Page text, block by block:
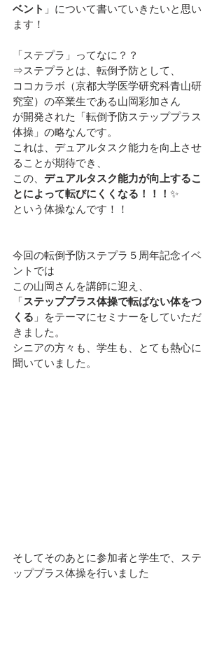
ベント 」について書いていきたいと思い
ます！
「ステプラ」ってなに？？
⇒ステプラとは、転倒予防として、
ココカラボ（京都大学医学研究科青山研
究室）の卒業生である山岡彩加さん
が開発された「転倒予防ステッププラス
体操」の略なんです。
これは、デュアルタスク能力を向上させ
ることが期待でき、
この、 デュアルタスク能力が向上するこ
とによって転びにくくなる！！！ ✨
という体操なんです！！
今回の転倒予防ステプラ５周年記念イベ
ントでは
この山岡さんを講師に迎え、
「ステッププラス体操で転ばない体をつ
くる 」をテーマにセミナーをしていただ
きました。
シニアの方々も、学生も、とても熱心に
聞いていました。
そしてそのあとに参加者と学生で、ステ
ッププラス体操を行いました